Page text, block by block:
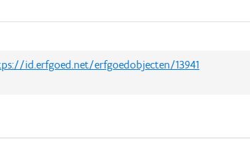
id.erfgoed.net/erfgoedobjecten/13941